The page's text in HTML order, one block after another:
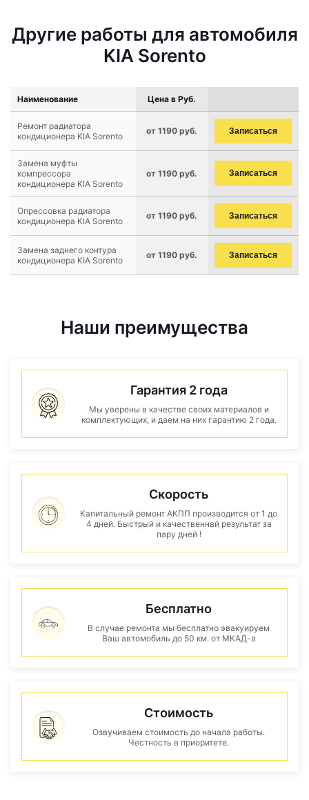
Другие работы для автомобиля
KIA Sorento
Наименование Цена в Руб.
Ремонт радиатора
кондиционера KIA Sorento
от 1190 руб. Записаться
Замена муфты
компрессора
кондиционера KIA Sorento
от 1190 руб. Записаться
Опрессовка радиатора
кондиционера KIA Sorento
от 1190 руб. Записаться
Замена заднего контура
кондиционера KIA Sorento
от 1190 руб. Записаться
Наши преимущества
Гарантия 2 года
Мы уверены в качестве своих материалов и
комплектующих, и даем на них гарантию 2 года.
Скорость
Капитальный ремонт АКПП производится от 1 до
4 дней. Быстрый и качественнвй результат за
пару дней !
Бесплатно
В случае ремонта мы бесплатно эвакуируем
Ваш автомобиль до 50 км. от МКАД-а
Стоимость
Озвучиваем стоимость до начала работы.
Честность в приоритете.